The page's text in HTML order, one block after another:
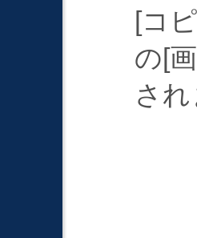
コ
の
さ